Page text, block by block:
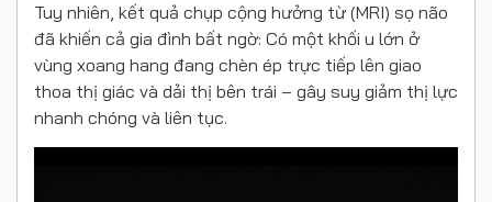
Tuy nhiên, kết quả chụp cộng hưởng từ (MRI) sọ não
đã khiến cả gia đình bất ngờ: Có một khối u lớn ở
vùng xoang hang đang chèn ép trực tiếp lên giao
thoa thị giác và dải thị bên trái – gây suy giảm thị lực
nhanh chóng và liên tục.